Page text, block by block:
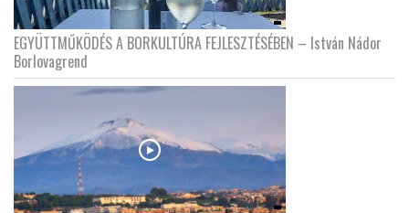
EGYÜTTMŰKÖDÉS A BORKULTÚRA FEJLESZTÉSÉBEN – István Nádor
Borlovagrend